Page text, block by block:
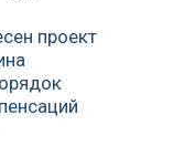
проект